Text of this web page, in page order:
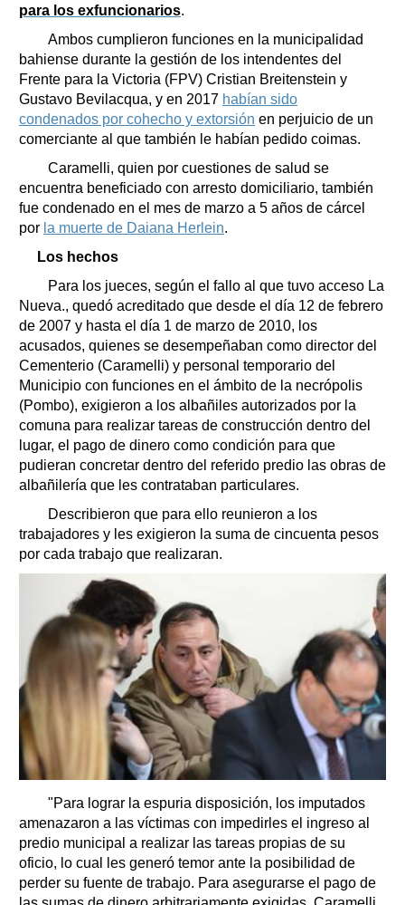
para los exfuncionarios.
Ambos cumplieron funciones en la municipalidad
bahiense durante la gestión de los intendentes del
Frente para la Victoria (FPV) Cristian Breitenstein y
Gustavo Bevilacqua, y en 2017 habían sido
condenados por cohecho y extorsión en perjuicio de un
comerciante al que también le habían pedido coimas.
Caramelli, quien por cuestiones de salud se
encuentra beneficiado con arresto domiciliario, también
fue condenado en el mes de marzo a 5 años de cárcel
por la muerte de Daiana Herlein.
Los hechos
Para los jueces, según el fallo al que tuvo acceso La
Nueva., quedó acreditado que desde el día 12 de febrero
de 2007 y hasta el día 1 de marzo de 2010, los
acusados, quienes se desempeñaban como director del
Cementerio (Caramelli) y personal temporario del
Municipio con funciones en el ámbito de la necrópolis
(Pombo), exigieron a los albañiles autorizados por la
comuna para realizar tareas de construcción dentro del
lugar, el pago de dinero como condición para que
pudieran concretar dentro del referido predio las obras de
albañilería que les contrataban particulares.
Describieron que para ello reunieron a los
trabajadores y les exigieron la suma de cincuenta pesos
por cada trabajo que realizaran.
"Para lograr la espuria disposición, los imputados
amenazaron a las víctimas con impedirles el ingreso al
predio municipal a realizar las tareas propias de su
oficio, lo cual les generó temor ante la posibilidad de
perder su fuente de trabajo. Para asegurarse el pago de